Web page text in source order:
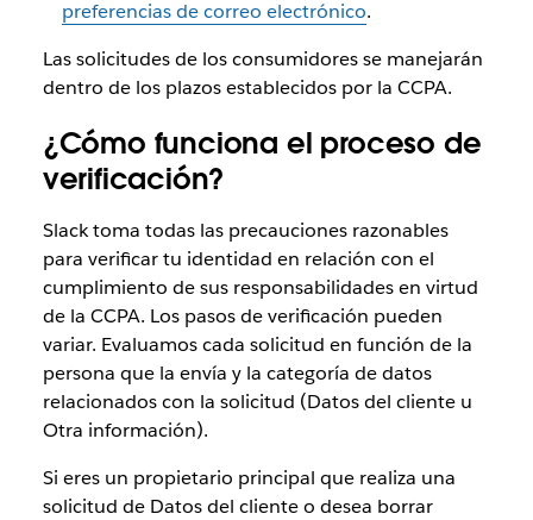
preferencias de correo electrónico.
Las solicitudes de los consumidores se manejarán
dentro de los plazos establecidos por la CCPA.
¿Cómo funciona el proceso de
verificación?
Slack toma todas las precauciones razonables
para verificar tu identidad en relación con el
cumplimiento de sus responsabilidades en virtud
de la CCPA. Los pasos de verificación pueden
variar. Evaluamos cada solicitud en función de la
persona que la envía y la categoría de datos
relacionados con la solicitud (Datos del cliente u
Otra información).
Si eres un propietario principal que realiza una
solicitud de Datos del cliente o desea borrar